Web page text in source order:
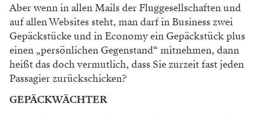
Aber wenn in allen Mails der Fluggesellschaften und
auf allen Websites steht, man darf in Business zwei
Gepäck­stücke und in Economy ein Gepäckstück plus
einen „persönlichen Gegenstand“ mitnehmen, dann
heißt das doch vermutlich, dass Sie zurzeit fast jeden
Passagier zurückschicken?
GEPÄCKWÄCHTER